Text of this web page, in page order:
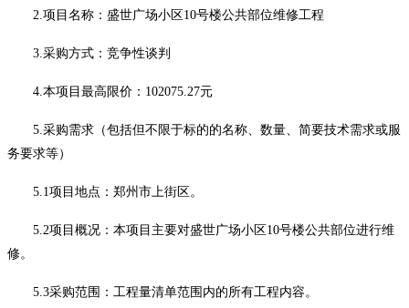
2.项目名称： 盛世广场小区 10号楼公共部位维修工程
3.采购方式：竞争性谈判
4.本项目最高限价： 102075.27元
5.采购需求（包括但不限于标的的名称、数量、简要技术需求或服
务要求等）
5.1项目地点：郑州市上街区 。
5.2项目概况：本项目主要对盛世广场小区 10号楼公共部位进行维
修。
5.3采购范围：工程量清单范围内的所有工程内容。